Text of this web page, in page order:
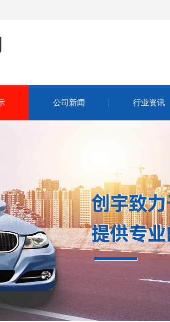
公司新闻 行业资讯